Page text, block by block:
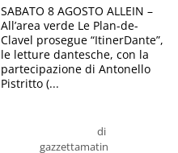
di
gazzettamatin
SABATO 8 AGOSTO ALLEIN –
All’area verde Le Plan-de-
Clavel prosegue “ItinerDante”,
le letture dantesche, con la
partecipazione di Antonello
Pistritto (...